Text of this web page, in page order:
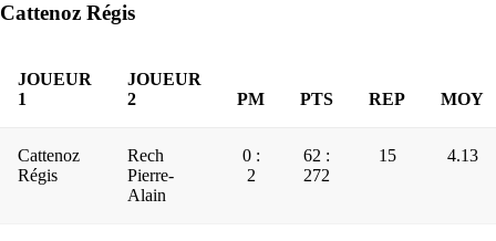
Cattenoz Régis
JOUEUR
1
JOUEUR
2
PM PTS REP MOY
Cattenoz
Régis
Rech
Pierre-
Alain
0 :
2
62 :
272
15 4.13